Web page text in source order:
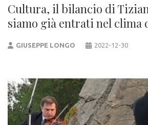
Cultura, il bilancio di
siamo già entrati nel clima
GIUSEPPE LONGO 2022-12-30